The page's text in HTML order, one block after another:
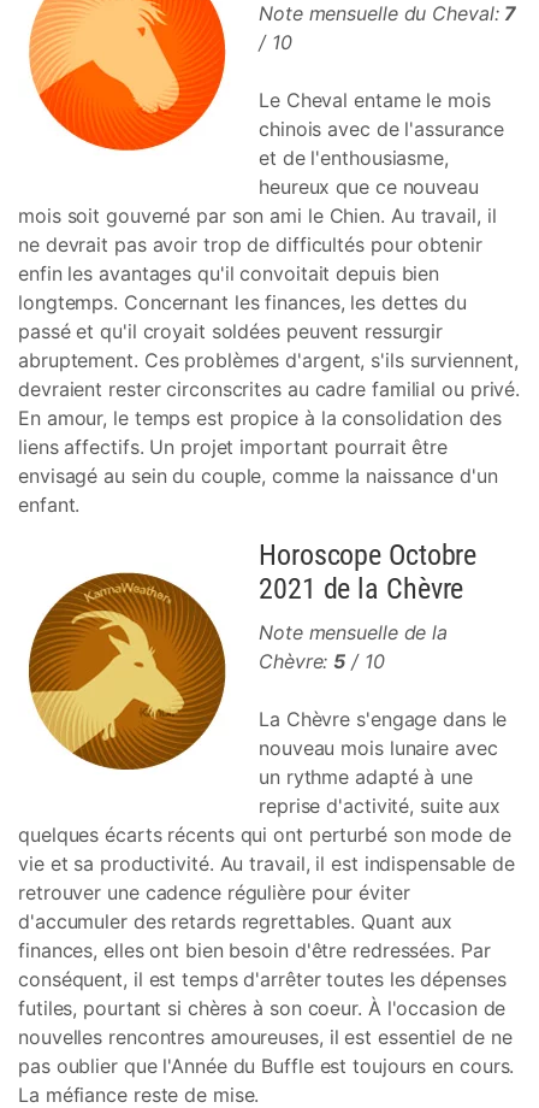
Note mensuelle du Cheval: 7
/ 10
Le Cheval entame le mois
chinois avec de l'assurance
et de l'enthousiasme,
heureux que ce nouveau
mois soit gouverné par son ami le Chien. Au travail, il
ne devrait pas avoir trop de difficultés pour obtenir
enfin les avantages qu'il convoitait depuis bien
longtemps. Concernant les finances, les dettes du
passé et qu'il croyait soldées peuvent ressurgir
abruptement. Ces problèmes d'argent, s'ils surviennent,
devraient rester circonscrites au cadre familial ou privé.
En amour, le temps est propice à la consolidation des
liens affectifs. Un projet important pourrait être
envisagé au sein du couple, comme la naissance d'un
enfant.
Horoscope Octobre
2021 de la Chèvre
Note mensuelle de la
Chèvre:5 / 10
La Chèvre s'engage dans le
nouveau mois lunaire avec
un rythme adapté à une
reprise d'activité, suite aux
quelques écarts récents qui ont perturbé son mode de
vie et sa productivité. Au travail, il est indispensable de
retrouver une cadence régulière pour éviter
d'accumuler des retards regrettables. Quant aux
finances, elles ont bien besoin d'être redressées. Par
conséquent, il est temps d'arrêter toutes les dépenses
futiles, pourtant si chères à son coeur. À l'occasion de
nouvelles rencontres amoureuses, il est essentiel de ne
pas oublier que l'Année du Buffle est toujours en cours.
La méfiance reste de mise.